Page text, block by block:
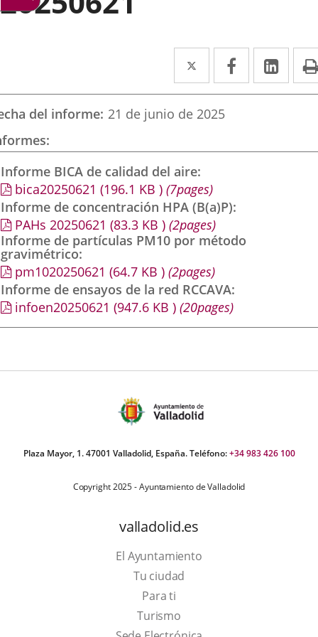
Twitter
Enlace
a
una
externa.
Facebook
Enlace
a
externa.
a
del informe 21 de junio de 2025
Informe BICA de calidad del aire
bica20250621 (196.1 KB ) (7pages)
Informe de concentración HPA (B(a)P)
PAHs 20250621 (83.3 KB ) (2pages)
Informe de partículas PM10 por método
gravimétrico
pm1020250621 (64.7 KB ) (2pages)
Informe de ensayos de la red RCCAVA
infoen20250621 (947.6 KB ) (20pages)
Plaza Mayor, 1. 47001 Valladolid, España. Teléfono:+34 983 426 100
Copyright 2025 - Ayuntamiento de Valladolid
valladolid.es
El Ayuntamiento
Tu ciudad
Para ti
TurismoEste